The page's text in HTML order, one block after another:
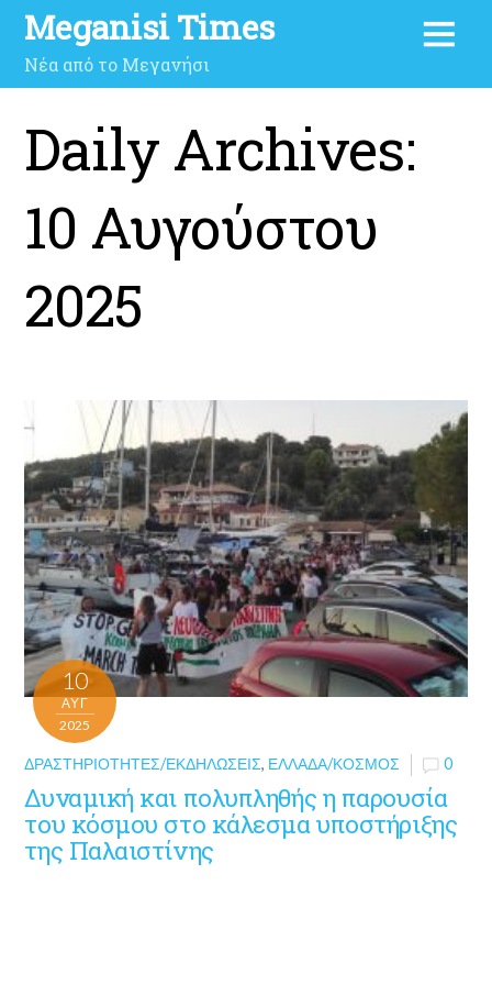
Meganisi Times
Νέα από το Μεγανήσι
Daily Archives:
10 Αυγούστου
2025
10
ΑΥΓ
2025
ΔΡΑΣΤΗΡΙΌΤΗΤΕΣ/ΕΚΔΗΛΏΣΕΙΣ, ΕΛΛΆΔΑ/ΚΌΣΜΟΣ 0
Δυναμική και πολυπληθής η παρουσία
του κόσμου στο κάλεσμα υποστήριξης
της Παλαιστίνης